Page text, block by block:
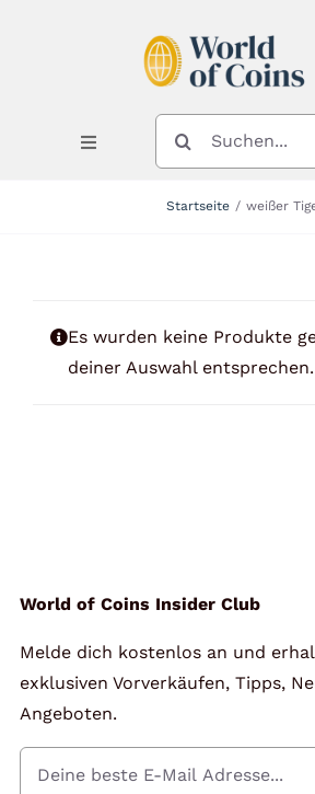
Toggle
Navigation
Kontakt
Mein Konto
SUCHE
NACH:
Startseite weißer
Es wurden keine Produkte
deiner Auswahl entsprechen.
World of Coins Insider Club
Melde dich kostenlos an und
exklusiven Vorverkäufen, Tipps,
Angeboten.